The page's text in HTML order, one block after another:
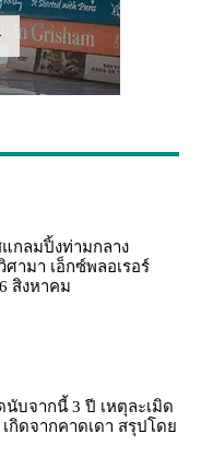
กลมปิ้งท่ามกลาง
ามา เอ็กซ์พลอเรอร์
สิงหาคม
นับจากนี้ 3 ปี เหตุละเมิด
กิดจากคาดเดา สรุปโดย